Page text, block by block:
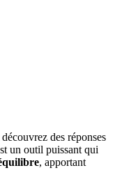
des réponses
un outil puissant qui
, apportant